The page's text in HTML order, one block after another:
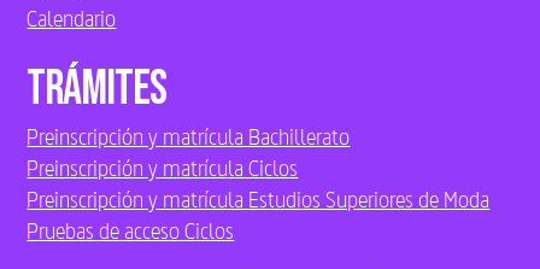
Calendario
Trámites
Preinscripción y matrícula Bachillerato
Preinscripción y matrícula Ciclos
Preinscripción y matrícula Estudios Superiores de Moda
Pruebas de acceso Ciclos